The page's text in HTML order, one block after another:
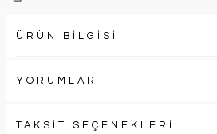
ÜRÜN BİLGİSİ
YORUMLAR
TAKSİT SEÇENEKLERİ